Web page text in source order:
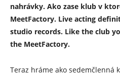
nahrávky. Ako zase klub v
MeetFactory. Live acting
studio records. Like the club
the MeetFactory.
Teraz hráme ako sedemčlenná